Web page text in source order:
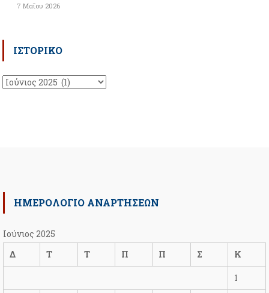
7 Μαΐου 2026
ΙΣΤΟΡΙΚΌ
Ιστορικό
ΗΜΕΡΟΛΟΓΙΟ ΑΝΑΡΤΗΣΕΩΝ
Ιούνιος 2025
Δ
Τ Τ Π Π Σ Κ
1